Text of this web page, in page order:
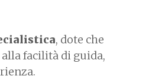
, dote che
facilità di guida,